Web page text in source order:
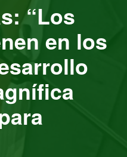
“Los
en los